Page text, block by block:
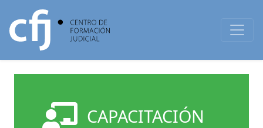
CAPACITACIÓN